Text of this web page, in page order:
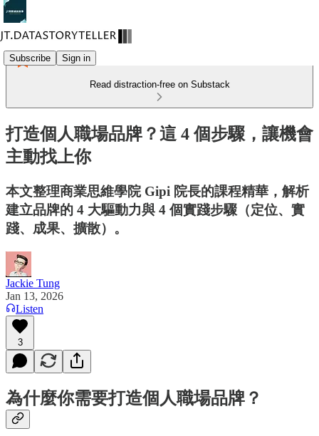
Subscribe Sign in
Read distraction-free on Substack
打造個人職場品牌？這 4 個步驟，讓機會
主動找上你
本文整理商業思維學院 Gipi 院長的課程精華，解析
建立品牌的 4 大驅動力與 4 個實踐步驟（定位、實
踐、成果、擴散）。
Jackie Tung
Jan 13, 2026
Listen
3
為什麼你需要打造個人職場品牌？